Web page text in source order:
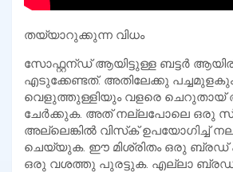
തയ്യാറുക്കുന്ന വിധം
സോഫ്റ്റന്ഡ് ആയിട്ടുള്ള ബട്ടർ
എടുക്കേണ്ടത്. അതിലേക്കു
വെളുത്തുള്ളിയും വളരെ
ചേർക്കുക. അത് നല്ലപോലെ ഒരു
അല്ലെങ്കിൽ വിസ്‌ക് ഉപയോഗിച്ച്
ചെയ്യുക. ഈ മിശ്രിതം ഒരു ബ്രഡ്
ഒരു വശത്തു പുരട്ടുക. എല്ലാ